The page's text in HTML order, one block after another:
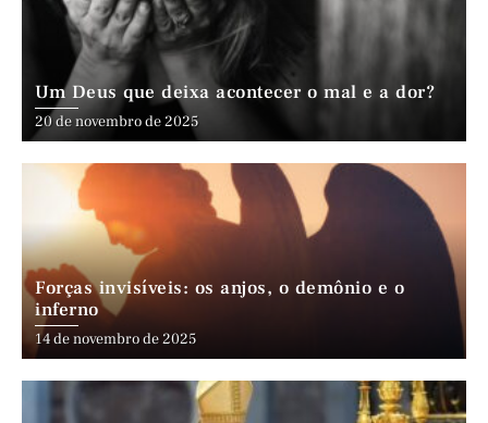
Um Deus que deixa acontecer o mal e a dor?
20 de novembro de 2025
Forças invisíveis: os anjos, o demônio e o
inferno
14 de novembro de 2025